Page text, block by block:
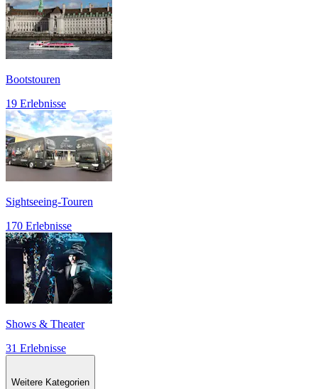
Bootstouren
19 Erlebnisse
Sightseeing-Touren
170 Erlebnisse
Shows & Theater
31 Erlebnisse
Weitere Kategorien